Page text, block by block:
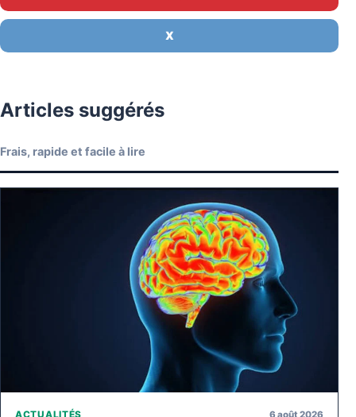
X
Articles suggérés
Frais, rapide et facile à lire
ACTUALITÉS 6 août 2026